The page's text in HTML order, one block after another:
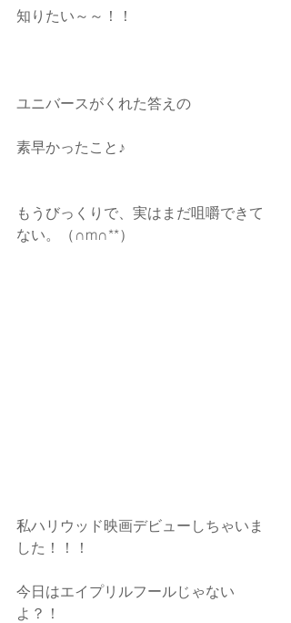
知りたい～～！！
ユニバースがくれた答えの
素早かったこと♪
もうびっくりで、実はまだ咀嚼できて
ない。（∩m∩**）
私ハリウッド映画デビューしちゃいま
した！！！
今日はエイプリルフールじゃない
よ？！